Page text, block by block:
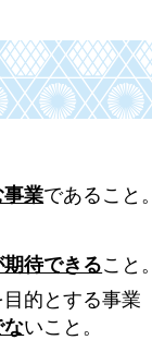
事業であること。
待できること。
的とする事業
ないこと。